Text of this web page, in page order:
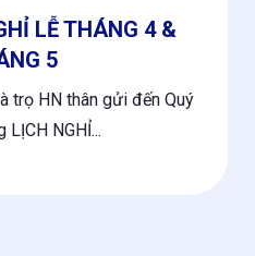
LỄ THÁNG 4 &
5
trọ HN thân gửi đến Quý
LỊCH NGHỈ...